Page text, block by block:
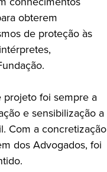
obterem
de proteção às
projeto foi sempre a
e sensibilização a
Com a concretização
dos Advogados, foi